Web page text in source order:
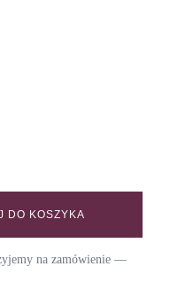
MUSTARD quantity
DO KOSZYKA
na zamówienie —